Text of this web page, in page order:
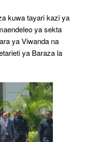
kuwa tayari kazi ya
ya sekta
ya Viwanda na
ya Baraza la